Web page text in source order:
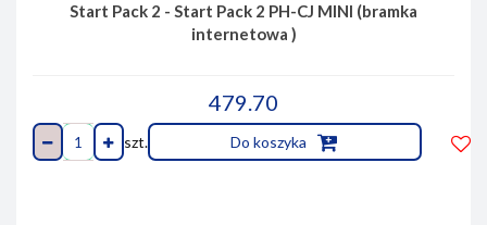
Start Pack 2 - Start Pack 2 PH-CJ MINI (bramka
internetowa )
479.70
szt. Do koszyka